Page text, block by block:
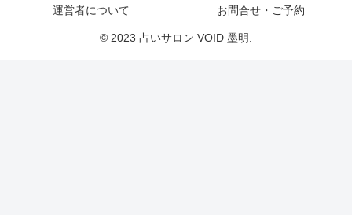
運営者について
お問合せ・ご予約
© 2023 占いサロン VOID 墨明.